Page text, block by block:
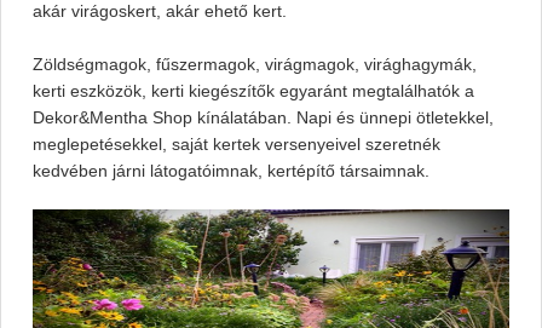
akár virágoskert, akár ehető kert.
Zöldségmagok, fűszermagok, virágmagok, virághagymák,
kerti eszközök, kerti kiegészítők egyaránt megtalálhatók a
Dekor&Mentha Shop kínálatában. Napi és ünnepi ötletekkel,
meglepetésekkel, saját kertek versenyeivel szeretnék
kedvében járni látogatóimnak, kertépítő társaimnak.